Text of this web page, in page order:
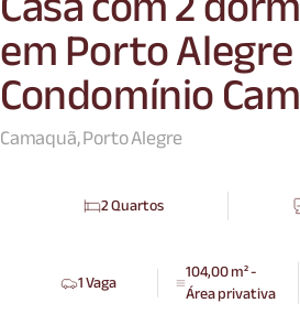
em Porto Alegre
Condomínio
Camaquã, Porto Alegre
2 Quartos
1 Vaga 104,00 m² -
Área privativa